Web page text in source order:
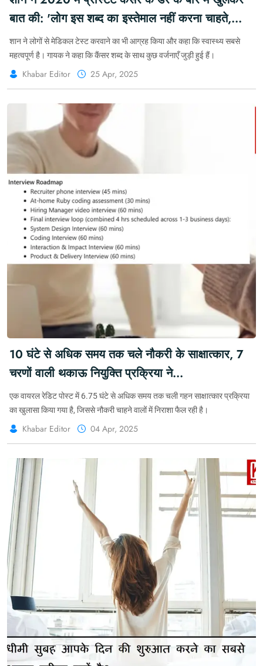
बात की: 'लोग इस शब्द का इस्तेमाल नहीं करना चाहते,
यह लगभग डरावना है' #Shaan #ProstateCancer
#FalseAlarm
शान ने लोगों से मेडिकल टेस्ट करवाने का भी आग्रह किया और कहा कि स्वास्थ्य सबसे
महत्वपूर्ण है। गायक ने कहा कि कैंसर शब्द के साथ कुछ वर्जनाएँ जुड़ी हुई हैं।
Khabar Editor 25 Apr, 2025
10 घंटे से अधिक समय तक चले नौकरी के साक्षात्कार, 7
चरणों वाली थकाऊ नियुक्ति प्रक्रिया ने
ऑनलाइन बहस छेड़ दी #JobInterview #Candidate
#Selection #Jobs #HiringProcess #Reddit
#Post
एक वायरल रेडिट पोस्ट में 6.75 घंटे से अधिक समय तक चली गहन साक्षात्कार प्रक्रिया
का खुलासा किया गया है, जिससे नौकरी चाहने वालों में निराशा फैल रही है।
Khabar Editor 04 Apr, 2025